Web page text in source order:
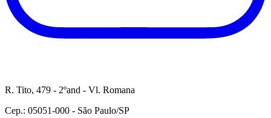
R. Tito, 479 - 2ºand - Vl. Romana
Cep.: 05051-000 - São Paulo/SP